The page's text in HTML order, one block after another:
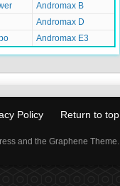
Andromax B
Andromax D
Andromax E3
Policy Return to top
and the Graphene Theme.